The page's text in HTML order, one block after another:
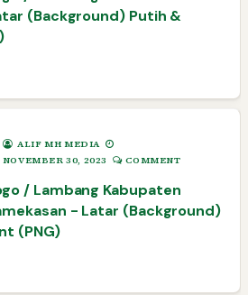
(Background) Putih &
ALIF MH MEDIA
NOVEMBER 30, 2023
COMMENT
/ Lambang Kabupaten
- Latar (Background)
(PNG)